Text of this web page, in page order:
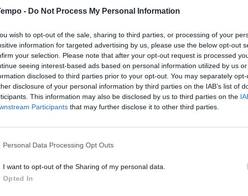
- Do Not Process My Personal Information
wish to opt-out of the sale, sharing to third parties, or processing of your
information for targeted advertising by us, please use the below opt-out
your selection. Please note that after your opt-out request is processed
seeing interest-based ads based on personal information utilized by us
disclosed to third parties prior to your opt-out. You may separately
disclosure of your personal information by third parties on the IAB’s list of
This information may also be disclosed by us to third parties on the
Participants that may further disclose it to other third parties.
Personal Data Processing Opt Outs
I want to opt-out of the Sharing of my personal data.
Opted In
davanti alla giuria per ricevere i voti. Ma
prossimi impegni televisivi per poi dileguarsi.
mai?
Colpo di scena, proposta
Ventura: emozione a